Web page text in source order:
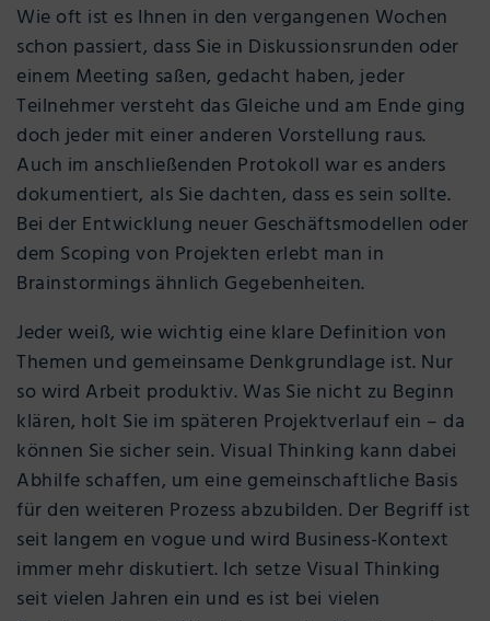
Wie oft ist es Ihnen in den vergangenen Wochen
schon passiert, dass Sie in Diskussionsrunden oder
einem Meeting saßen, gedacht haben, jeder
Teilnehmer versteht das Gleiche und am Ende ging
doch jeder mit einer anderen Vorstellung raus.
Auch im anschließenden Protokoll war es anders
dokumentiert, als Sie dachten, dass es sein sollte.
Bei der Entwicklung neuer Geschäftsmodellen oder
dem Scoping von Projekten erlebt man in
Brainstormings ähnlich Gegebenheiten.
Jeder weiß, wie wichtig eine klare Definition von
Themen und gemeinsame Denkgrundlage ist. Nur
so wird Arbeit produktiv. Was Sie nicht zu Beginn
klären, holt Sie im späteren Projektverlauf ein – da
können Sie sicher sein. Visual Thinking kann dabei
Abhilfe schaffen, um eine gemeinschaftliche Basis
für den weiteren Prozess abzubilden. Der Begriff ist
seit langem en vogue und wird Business-Kontext
immer mehr diskutiert. Ich setze Visual Thinking
seit vielen Jahren ein und es ist bei vielen